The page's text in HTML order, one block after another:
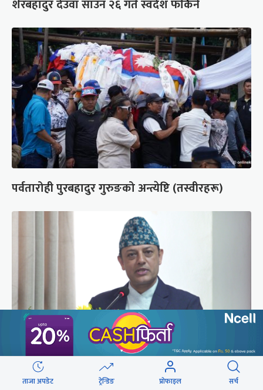
शेरबहादुर देउवा साउन २६ गते स्वदेश फर्किने
पर्वतारोही पुरबहादुर गुरुङको अन्त्येष्टि (तस्वीरहरू)
‘संसद्‍मा कालो चस्मा खोल्नू, बैठक चल्दा सेयर कारोबार
ताजा अपडेट ट्रेन्डिङ प्रोफाइल सर्च